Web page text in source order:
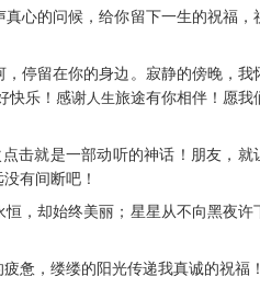
心的问候，给你留下一生的祝福，
停留在你的身边。寂静的傍晚，我
快乐！感谢人生旅途有你相伴！愿我
击就是一部动听的神话！朋友，就
有间断吧！
，却始终美丽；星星从不向黑夜许
惫，缕缕的阳光传递我真诚的祝福！